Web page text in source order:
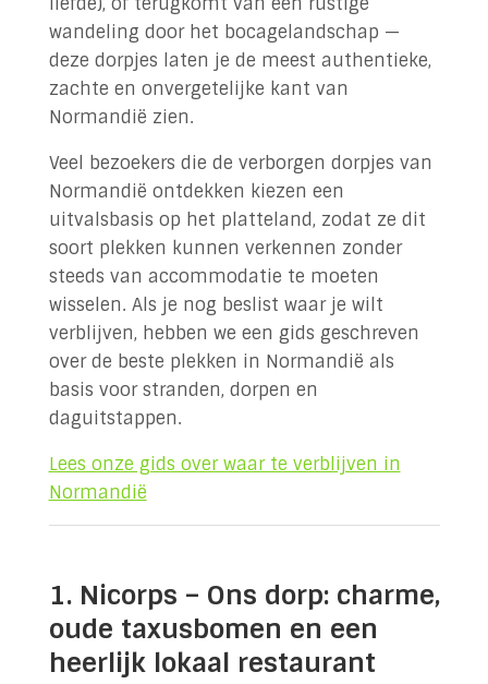
wandeling door het bocagelandschap —
deze dorpjes laten je de meest authentieke,
zachte en onvergetelijke kant van
Normandië zien.
Veel bezoekers die de verborgen dorpjes van
Normandië ontdekken kiezen een
uitvalsbasis op het platteland, zodat ze dit
soort plekken kunnen verkennen zonder
steeds van accommodatie te moeten
wisselen. Als je nog beslist waar je wilt
verblijven, hebben we een gids geschreven
over de beste plekken in Normandië als
basis voor stranden, dorpen en
daguitstappen.
Lees onze gids over waar te verblijven in
Normandië
1. Nicorps – Ons dorp: charme,
oude taxusbomen en een
heerlijk lokaal restaurant